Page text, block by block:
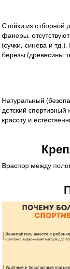
Стойки из отборной
фанеры,
(сучки, синева и
берёзы (древесины
Натуральный
детский
красоту и
Враспор между